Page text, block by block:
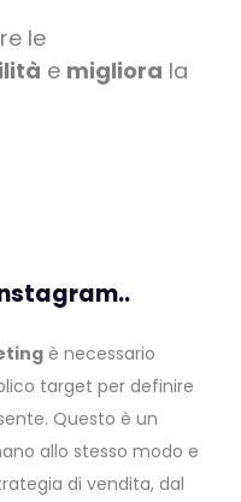
le
e migliora la
è necessario
target per definire
Questo è un
allo stesso modo e
di vendita, dal